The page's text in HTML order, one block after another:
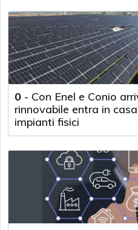
0 - Con Enel e Conio
rinnovabile entra in
impianti fisici